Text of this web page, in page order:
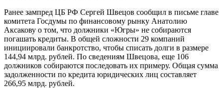
Ранее зампред ЦБ РФ Сергей Швецов сообщил в письме главе
комитета Госдумы по финансовому рынку Анатолию
Аксакову о том, что должники «Югры» не собираются
погашать кредиты. В общей сложности 29 компаний
инициировали банкротство, чтобы списать долги в размере
144,94 млрд. рублей. По сведениям Швецова, еще 106
должников собираются последовать их примеру. Общая сумма
задолженности по кредита юридических лиц составляет
266,95 млрд. рублей.